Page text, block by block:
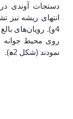
دستجات آوندی
انتهای ریشه
4و). رویان‌های
روی محیط جوانه
نمودند (شکل 2
ه).